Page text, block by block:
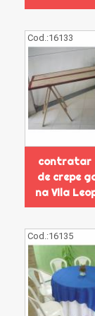
Cod.:16133
contratar
de crepe
na Vila
Cod.:16135